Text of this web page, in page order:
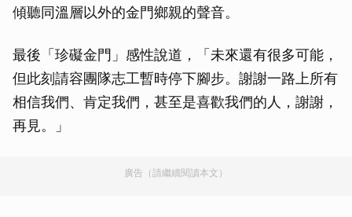
傾聽同溫層以外的金門鄉親的聲音。
最後「珍礙金門」感性說道，「未來還有很多可能，
但此刻請容團隊志工暫時停下腳步。謝謝一路上所有
相信我們、肯定我們，甚至是喜歡我們的人，謝謝，
再見。」
廣告（請繼續閱讀本文）